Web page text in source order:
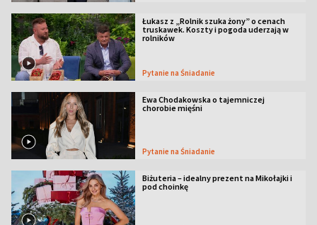
Łukasz z „Rolnik szuka żony” o cenach
truskawek. Koszty i pogoda uderzają w
rolników
Pytanie na Śniadanie
Ewa Chodakowska o tajemniczej
chorobie mięśni
Pytanie na Śniadanie
Biżuteria – idealny prezent na Mikołajki i
pod choinkę